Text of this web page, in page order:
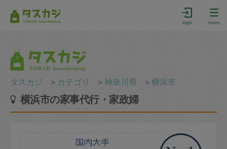
login menu
タスカジ ＞ カテゴリ ＞神奈川県 ＞横浜市
横浜市の家事代行・家政婦